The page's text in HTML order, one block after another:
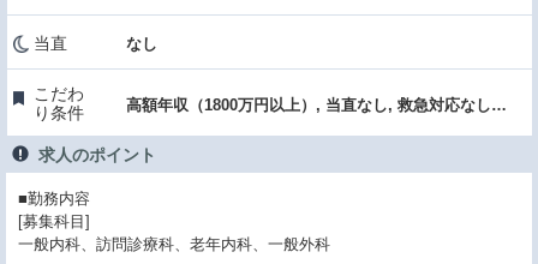
当直 なし
こだわ
り条件
高額年収（1800万円以上）, 当直なし, 救急対応なし, クリニック, 専門医取得・認定施設, 新規開設・築浅
求人のポイント
■勤務内容
[募集科目]
一般内科、訪問診療科、老年内科、一般外科